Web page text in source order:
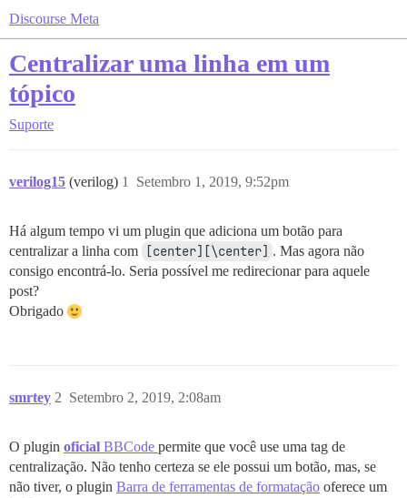
Discourse Meta
Centralizar uma linha em um
tópico
Suporte
verilog15 (verilog) Setembro 1, 2019, 9:52pm
1
Há algum tempo vi um plugin que adiciona um botão para
centralizar a linha com
[center][\center] . Mas agora não
consigo encontrá-lo. Seria possível me redirecionar para aquele
post?
Obrigado
smrtey Setembro 2, 2019, 2:08am
2
O plugin oficial BBCode permite que você use uma tag de
centralização. Não tenho certeza se ele possui um botão, mas, se
não tiver, o plugin Barra de ferramentas de formatação oferece um